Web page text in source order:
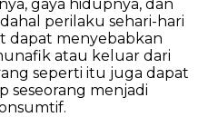
gaya hidupnya, dan
perilaku sehari-hari
dapat menyebabkan
atau keluar dari
seperti itu juga dapat
seseorang menjadi